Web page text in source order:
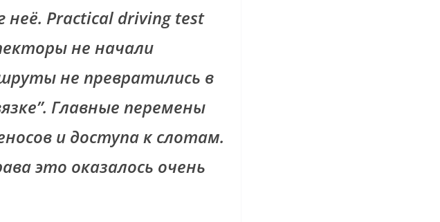
неё. Practical driving test
не начали
не превратились в
Главные перемены
и доступа к слотам.
это оказалось очень